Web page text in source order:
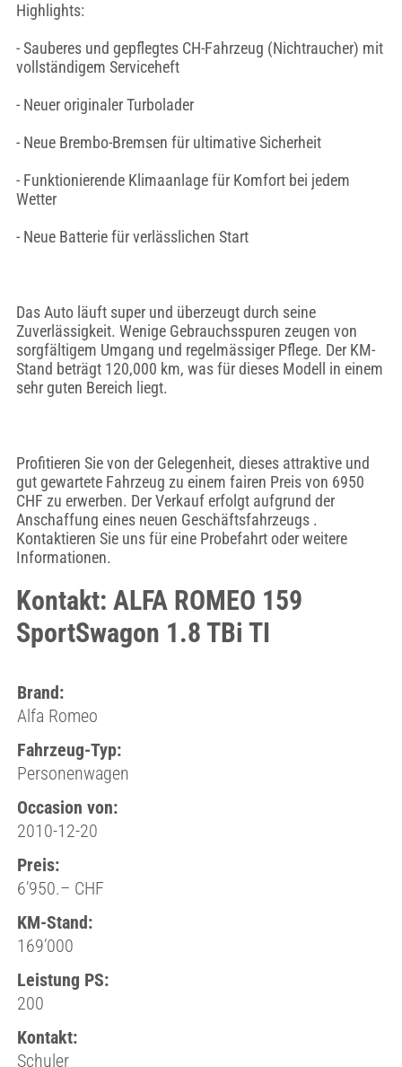
Highlights:
- Sauberes und gepflegtes CH-Fahrzeug (Nichtraucher) mit
vollständigem Serviceheft
- Neuer originaler Turbolader
- Neue Brembo-Bremsen für ultimative Sicherheit
- Funktionierende Klimaanlage für Komfort bei jedem
Wetter
- Neue Batterie für verlässlichen Start
Das Auto läuft super und überzeugt durch seine
Zuverlässigkeit. Wenige Gebrauchsspuren zeugen von
sorgfältigem Umgang und regelmässiger Pflege. Der KM-
Stand beträgt 120,000 km, was für dieses Modell in einem
sehr guten Bereich liegt.
Profitieren Sie von der Gelegenheit, dieses attraktive und
gut gewartete Fahrzeug zu einem fairen Preis von 6950
CHF zu erwerben. Der Verkauf erfolgt aufgrund der
Anschaffung eines neuen Geschäftsfahrzeugs .
Kontaktieren Sie uns für eine Probefahrt oder weitere
Informationen.
Kontakt: ALFA ROMEO 159
SportSwagon 1.8 TBi TI
Brand:
Alfa Romeo
Fahrzeug-Typ:
Personenwagen
Occasion von:
2010-12-20
Preis:
6’950.– CHF
KM-Stand:
169’000
Leistung PS:
200
Kontakt:
Schuler